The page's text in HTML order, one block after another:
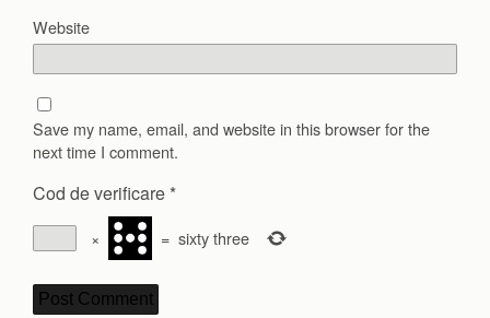
Website
Save my name, email, and website in this browser for the
next time I comment.
Cod de verificare *
× = sixty three